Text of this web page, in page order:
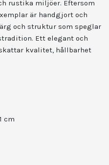
rustika miljöer. Eftersom
är handgjort och
och struktur som speglar
Ett elegant och
kvalitet, hållbarhet
cm